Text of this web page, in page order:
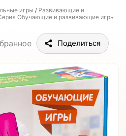
игры / Развивающие и
Обучающие и развивающие игры
Поделиться